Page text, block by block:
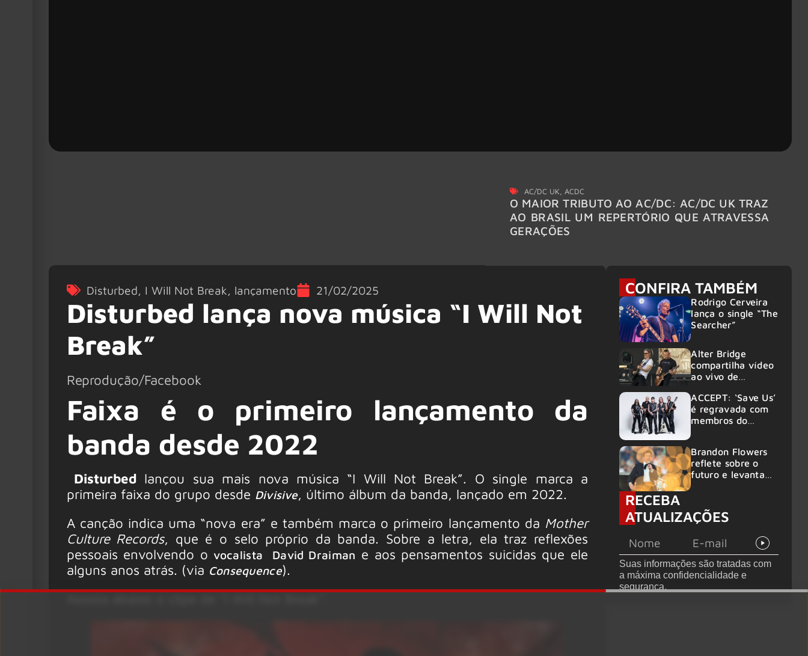
AC/DC UK ACDC
O MAIOR TRIBUTO AO AC/DC: AC/DC UK TRAZ
AO BRASIL UM REPERTÓRIO QUE ATRAVESSA
GERAÇÕES
Disturbed, I Will Not Break, lançamento 21/02/2025
Disturbed lança nova música “I Will Not
Break”
Reprodução/Facebook
Faixa é o primeiro lançamento da
banda desde 2022
Disturbed lançou sua mais nova música “I Will Not Break”. O single marca a
primeira faixa do grupo desde Divisive, último álbum da banda, lançado em 2022.
A canção indica uma “nova era” e também marca o primeiro lançamento da Mother
Culture Records, que é o selo próprio da banda. Sobre a letra, ela traz reflexões
pessoais envolvendo ovocalista David Draiman e aos pensamentos suicidas que ele
alguns anos atrás. (via Consequence).
CONFIRA TAMBÉM
Rodrigo Cerveira
lança o single “The
Searcher”
Alter Bridge
compartilha vídeo
ao vivo de
no Rock am Ring
2026
ACCEPT: ‘Save Us’
é regravada com
membros do
Brandon Flowers
reflete sobre o
futuro e levanta
RECEBA
ATUALIZAÇÕES
Suas informações são tratadas com
a máxima confidencialidade e
segurança.